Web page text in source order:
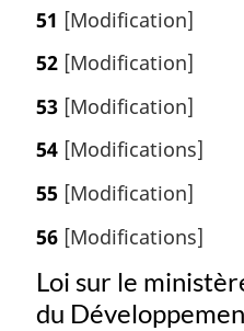
51 [Modification]
52 [Modification]
53 [Modification]
54 [Modifications]
55 [Modification]
56 [Modifications]
Loi sur le
du